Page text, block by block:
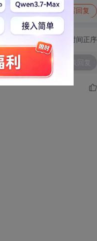
写回复
切换为时间正序